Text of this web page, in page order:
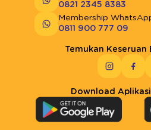
0821 2345 8383
Membership
0811 900 777 09
Temukan Keseruan
Download